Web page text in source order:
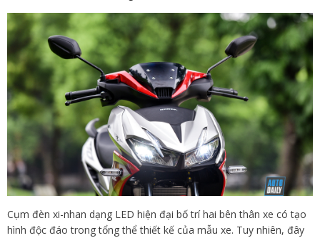
Cụm đèn xi-nhan dạng LED hiện đại bố trí hai bên thân xe có tạo
hình độc đáo trong tổng thể thiết kế của mẫu xe. Tuy nhiên, đây